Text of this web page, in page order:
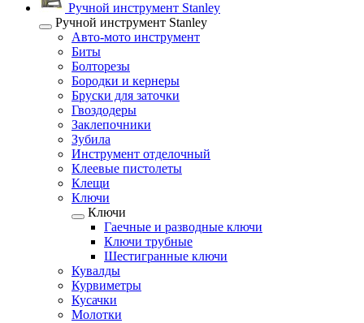
Ручной инструмент Stanley
Ручной инструмент Stanley
Авто-мото инструмент
Биты
Болторезы
Бородки и кернеры
Бруски для заточки
Гвоздодеры
Заклепочники
Зубила
Инструмент отделочный
Клеевые пистолеты
Клещи
Ключи
Ключи
Гаечные и разводные ключи
Ключи трубные
Шестигранные ключи
Кувалды
Курвиметры
Кусачки
Молотки